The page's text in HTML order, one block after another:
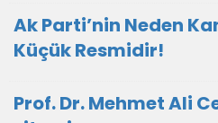
Ak Parti’nin Neden
Küçük Resmidir!
Prof. Dr. Mehmet Ali